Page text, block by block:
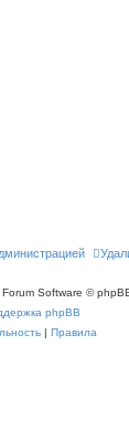
Software ©
phpBB
| Правила